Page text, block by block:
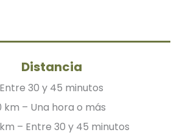
Distancia
30 y 45 minutos
km – Una hora o más
– Entre 30 y 45 minutos